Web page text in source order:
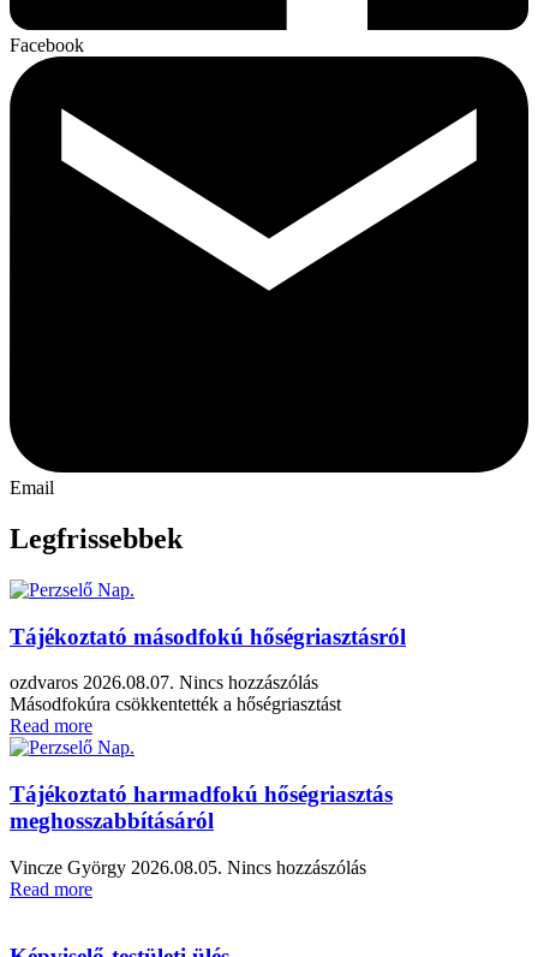
Facebook
Email
Legfrissebbek
Tájékoztató másodfokú hőségriasztásról
ozdvaros 2026.08.07. Nincs hozzászólás
Másodfokúra csökkentették a hőségriasztást
Read more
Tájékoztató harmadfokú hőségriasztás
meghosszabbításáról
Vincze György 2026.08.05. Nincs hozzászólás
Read more